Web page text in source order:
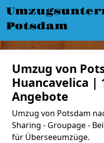
Potsdam
Umzug von
Huancavelica |
Angebote
Umzug von Potsdam
Sharing - Groupage -
für Überseeumzüge.